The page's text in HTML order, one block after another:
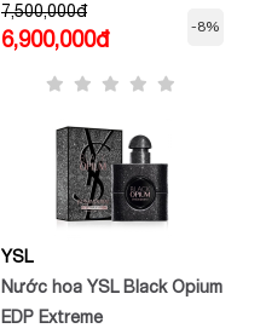
7,500,000đ
6,900,000đ
-8%
YSL
Nước hoa YSL Black Opium
EDP Extreme